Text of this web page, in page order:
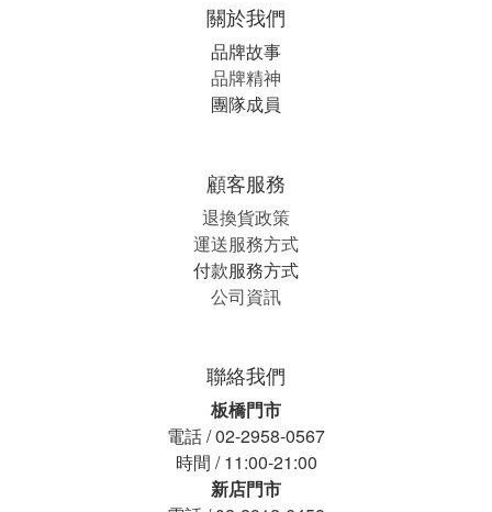
關於我們
品牌故事
品牌精神
團隊成員
顧客服務
退換貨政策
運送服務方式
付款服務方式
公司資訊
聯絡我們
板橋門市
電話 / 02-2958-0567
時間 / 11:00-21:00
新店門市